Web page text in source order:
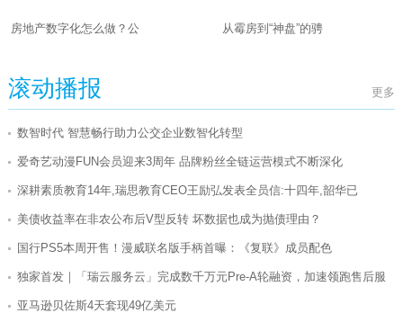
房地产数字化怎么做？公 从霉房到“神盘”的骋
滚动播报 更多
数智时代 智慧畅行助力公交企业数智化转型
爱奇艺动漫FUN会员迎来3周年 品牌粉丝全链运营模式不断深化
深耕素质教育14年,瑞思教育CEO王励弘发表全员信:十四年,韶华已
美债收益率在非农公布后V型反转 坏数据也成为抛债理由？
国行PS5本周开售！漫威联名版手柄首曝：《复联》成员配色
独家首发｜「瑞云服务云」完成数千万元Pre-A轮融资，加速领跑售后服
亚马逊贝佐斯4天套现49亿美元